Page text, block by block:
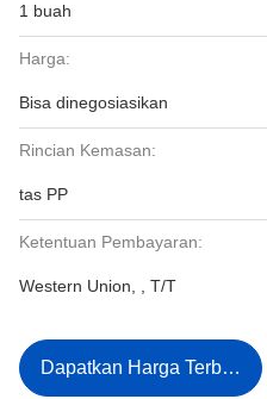
1 buah
Harga:
Bisa dinegosiasikan
Rincian Kemasan:
tas PP
Ketentuan Pembayaran:
Western Union, , T/T
Dapatkan Harga Terbaik